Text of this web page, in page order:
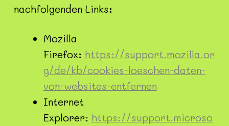
nachfolgenden Links:
Mozilla
Firefox: https://support.mozilla.or
g/de/kb/cookies-loeschen-daten-
von-websites-entfernen
Internet
Explorer: https://support.microso